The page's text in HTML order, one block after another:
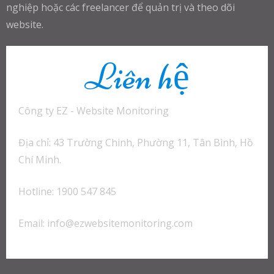
nghiệp hoặc các freelancer để quản trị và theo dõi
website.
Liên hệ
Công ty EZ - Website Monitoring
Địa chỉ: 43 Trường Chinh, Phường 11, Tân Bình, Hồ
Chí Minh.
Hotline: 1900 547 845
Email: info@ezwebsitemonitoring.com